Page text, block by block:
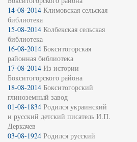
14-08-2014 Климовская сельская
библиотека
15-08-2014 Колбекская сельская
библиотека
16-08-2014 Бокситогорская
районная библиотека
17-08-2014 Из истории
Бокситогорского района
18-08-2014 Бокситогорский
глиноземный завод
01-08-1834 Родился украинский
и русский детский писатель И.П.
Деркачев
03-08-1924 Родился русский